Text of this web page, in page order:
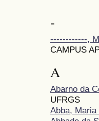
-
------------,
CAMPUS
A
Abarno da
UFRGS
Abba,